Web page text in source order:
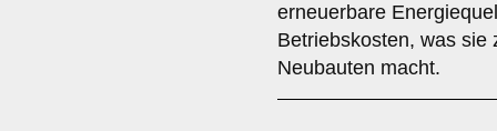
erneuerbare
Betriebskosten, was sie
Neubauten macht.